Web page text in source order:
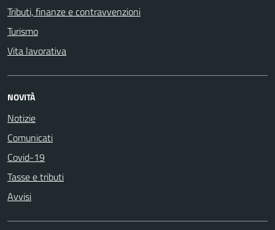
Tributi, finanze e contravvenzioni
Turismo
Vita lavorativa
NOVITÀ
Notizie
Comunicati
Covid-19
Tasse e tributi
Avvisi